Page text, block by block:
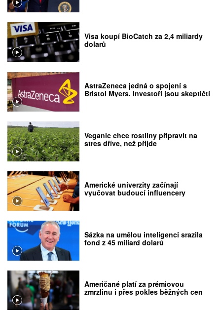
Visa koupí BioCatch za 2,4 miliardy
dolarů
AstraZeneca jedná o spojení s
Bristol Myers. Investoři jsou skeptičtí
Veganic chce rostliny připravit na
stres dříve, než přijde
Americké univerzity začínají
vyučovat budoucí influencery
Sázka na umělou inteligenci srazila
fond z 45 miliard dolarů
Američané platí za prémiovou
zmrzlinu i přes pokles běžných cen